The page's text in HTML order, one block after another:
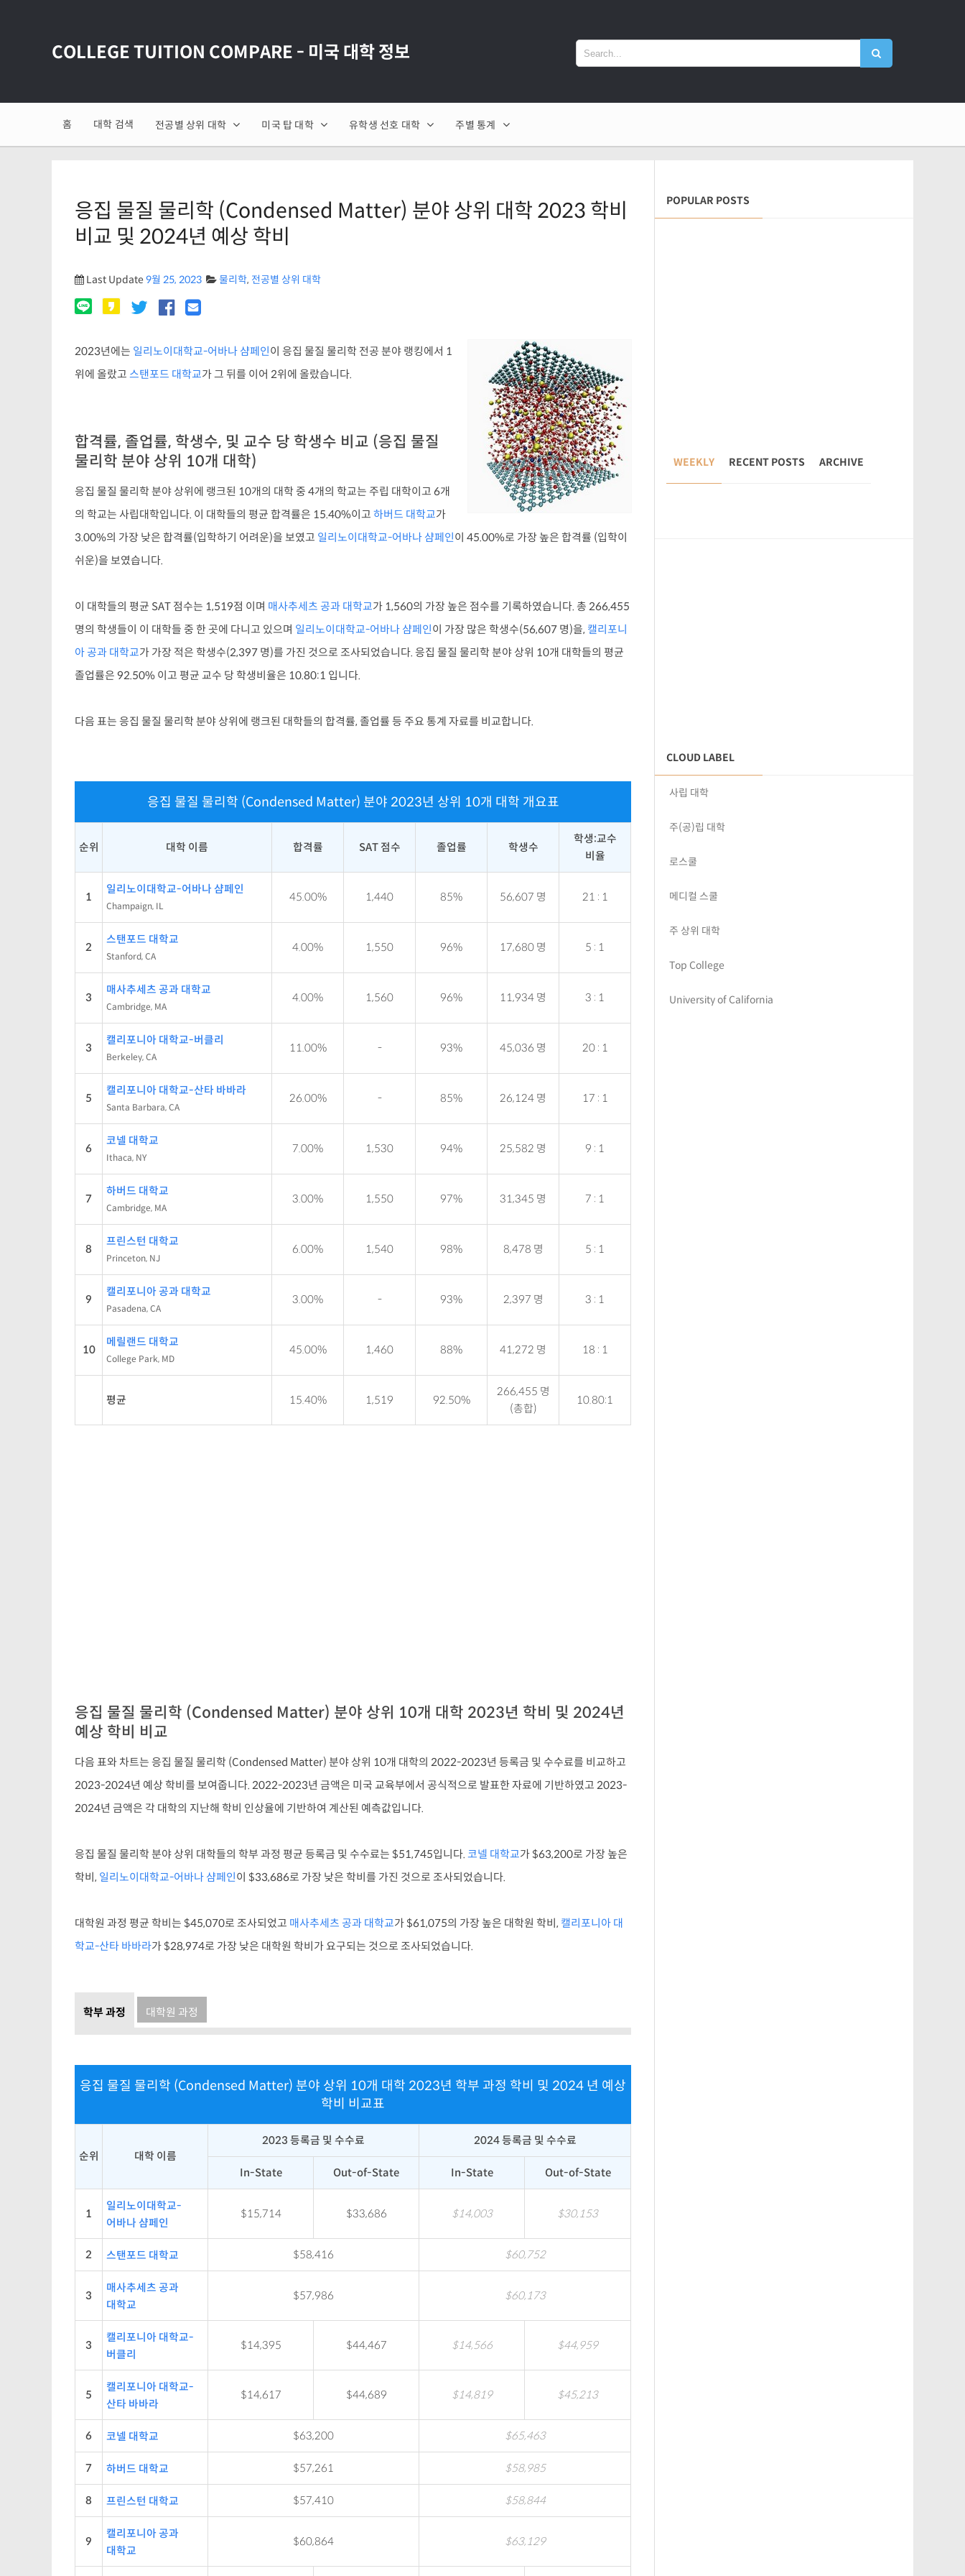
COLLEGE TUITION COMPARE - 미국 대학 정보
홈 대학 검색 전공별 상위 대학 미국 탑 대학 유학생 선호 대학 주별 통계
응집 물질 물리학 (Condensed Matter) 분야 상위 대학 2023 학비
비교 및 2024년 예상 학비
Last Update9월 25, 2023 물리학, 전공별 상위 대학
2023년에는 일리노이대학교-어바나 샴페인이 응집 물질 물리학 전공 분야 랭킹에서 1
위에 올랐고 스탠포드 대학교가 그 뒤를 이어 2위에 올랐습니다.
합격률, 졸업률, 학생수, 및 교수 당 학생수 비교 (응집 물질
물리학 분야 상위 10개 대학)
응집 물질 물리학 분야 상위에 랭크된 10개의 대학 중 4개의 학교는 주립 대학이고 6개
의 학교는 사립대학입니다. 이 대학들의 평균 합격률은 15.40%이고 하버드 대학교가
3.00%의 가장 낮은 합격률(입학하기 어려운)을 보였고 일리노이대학교-어바나 샴페인이 45.00%로 가장 높은 합격률 (입학이
쉬운)을 보였습니다.
이 대학들의 평균 SAT 점수는 1,519점 이며 매사추세츠 공과 대학교가 1,560의 가장 높은 점수를 기록하였습니다. 총 266,455
명의 학생들이 이 대학들 중 한 곳에 다니고 있으며 일리노이대학교-어바나 샴페인이 가장 많은 학생수(56,607 명)을, 캘리포니
아 공과 대학교가 가장 적은 학생수(2,397 명)를 가진 것으로 조사되었습니다. 응집 물질 물리학 분야 상위 10개 대학들의 평균
졸업률은 92.50% 이고 평균 교수 당 학생비율은 10.80:1 입니다.
다음 표는 응집 물질 물리학 분야 상위에 랭크된 대학들의 합격률, 졸업률 등 주요 통계 자료를 비교합니다.
응집 물질 물리학 (Condensed Matter) 분야 2023년 상위 10개 대학 개요표
순위 대학 이름 합격률 SAT 점수 졸업률 학생수
학생:교수
비율
1
일리노이대학교-어바나 샴페인
Champaign, IL
45.00% 1,440 85% 56,607 명 21 : 1
2
스탠포드 대학교
Stanford, CA
4.00% 1,550 96% 17,680 명 5 : 1
3
매사추세츠 공과 대학교
Cambridge, MA
4.00% 1,560 96% 11,934 명 3 : 1
3
캘리포니아 대학교-버클리
Berkeley, CA
11.00% - 93% 45,036 명 20 : 1
5
캘리포니아 대학교-산타 바바라
Santa Barbara, CA
26.00% - 85% 26,124 명 17 : 1
6
코넬 대학교
Ithaca, NY
7.00% 1,530 94% 25,582 명 9 : 1
7
하버드 대학교
Cambridge, MA
3.00% 1,550 97% 31,345 명 7 : 1
8
프린스턴 대학교
Princeton, NJ
6.00% 1,540 98% 8,478 명 5 : 1
9
캘리포니아 공과 대학교
Pasadena, CA
3.00% - 93% 2,397 명 3 : 1
10
메릴랜드 대학교
College Park, MD
45.00% 1,460 88% 41,272 명 18 : 1
평균 15.40% 1,519 92.50%
266,455 명
(총합)
10.80:1
응집 물질 물리학 (Condensed Matter) 분야 상위 10개 대학 2023년 학비 및 2024년
예상 학비 비교
다음 표와 차트는 응집 물질 물리학 (Condensed Matter) 분야 상위 10개 대학의 2022-2023년 등록금 및 수수료를 비교하고
2023-2024년 예상 학비를 보여줍니다. 2022-2023년 금액은 미국 교육부에서 공식적으로 발표한 자료에 기반하였고 2023-
2024년 금액은 각 대학의 지난해 학비 인상율에 기반하여 계산된 예측값입니다.
응집 물질 물리학 분야 상위 대학들의 학부 과정 평균 등록금 및 수수료는 $51,745입니다. 코넬 대학교가 $63,200로 가장 높은
학비, 일리노이대학교-어바나 샴페인이 $33,686로 가장 낮은 학비를 가진 것으로 조사되었습니다.
대학원 과정 평균 학비는 $45,070로 조사되었고 매사추세츠 공과 대학교가 $61,075의 가장 높은 대학원 학비, 캘리포니아 대
학교-산타 바바라가 $28,974로 가장 낮은 대학원 학비가 요구되는 것으로 조사되었습니다.
학부 과정 대학원 과정
응집 물질 물리학 (Condensed Matter) 분야 상위 10개 대학 2023년 학부 과정 학비 및 2024 년 예상
학비 비교표
순위 대학 이름
2023 등록금 및 수수료 2024 등록금 및 수수료
In-State Out-of-State In-State Out-of-State
1
일리노이대학교-
어바나 샴페인
$15,714 $33,686 $14,003 $30,153
2 스탠포드 대학교 $58,416 $60,752
3
매사추세츠 공과
대학교
$57,986 $60,173
3
캘리포니아 대학교-
버클리
$14,395 $44,467 $14,566 $44,959
5
캘리포니아 대학교-
산타 바바라
$14,617 $44,689 $14,819 $45,213
6 코넬 대학교 $63,200 $65,463
7 하버드 대학교 $57,261 $58,985
8 프린스턴 대학교 $57,410 $58,844
9
캘리포니아 공과
대학교
$60,864 $63,129
POPULAR POSTS
WEEKLY RECENT POSTS ARCHIVE
CLOUD LABEL
사립 대학
주(공)립 대학
로스쿨
메디컬 스쿨
주 상위 대학
Top College
University of California